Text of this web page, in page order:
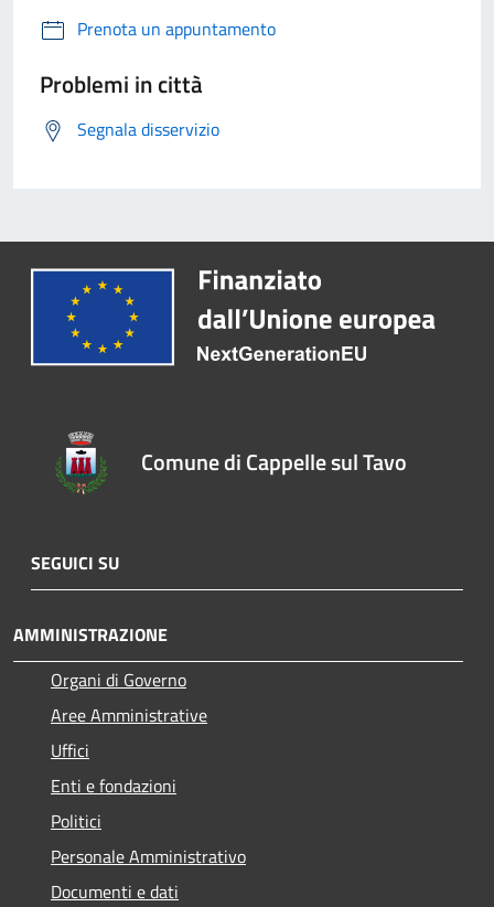
Prenota un appuntamento
Problemi in città
Segnala disservizio
Comune di Cappelle sul Tavo
SEGUICI SU
AMMINISTRAZIONE
Organi di Governo
Aree Amministrative
Uffici
Enti e fondazioni
Politici
Personale Amministrativo
Documenti e dati